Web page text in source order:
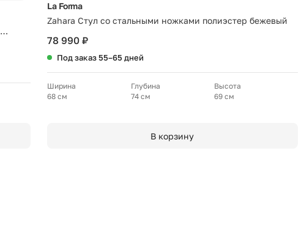
La Forma
Zahara Стул со стальными ножками полиэстер бежевый
78 990 ₽
Под заказ 55–65 дней
Ширина
68 см
Глубина
74 см
Высота
69 см
В корзину